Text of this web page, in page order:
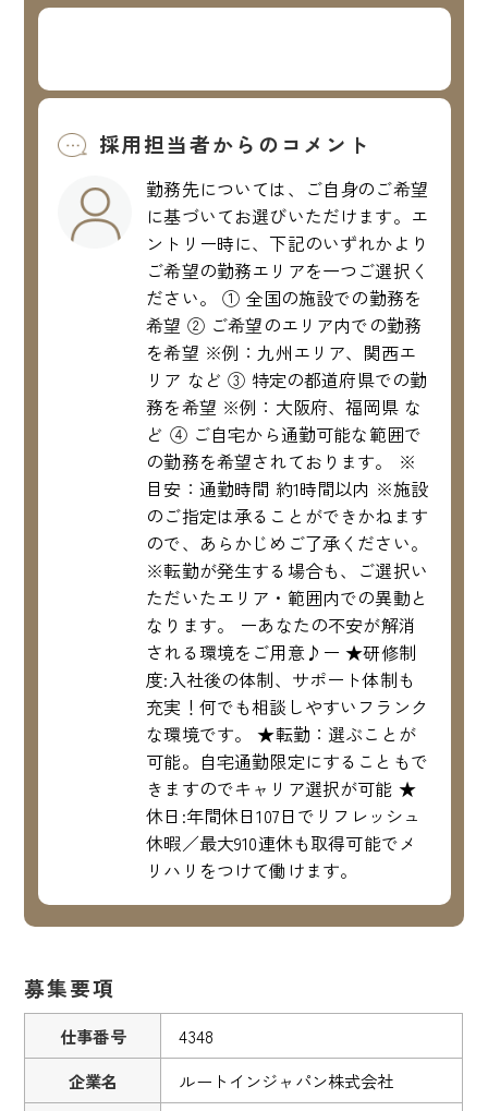
採用担当者からのコメント
勤務先については、ご自身のご希望
に基づいてお選びいただけます。エ
ントリー時に、下記のいずれかより
ご希望の勤務エリアを一つご選択く
ださい。 ① 全国の施設での勤務を
希望 ② ご希望のエリア内での勤務
を希望 ※例：九州エリア、関西エ
リア など ③ 特定の都道府県での勤
務を希望 ※例：大阪府、福岡県 な
ど ④ ご自宅から通勤可能な範囲で
の勤務を希望されております。 ※
目安：通勤時間 約1時間以内 ※施設
のご指定は承ることができかねます
ので、あらかじめご了承ください。
※転勤が発生する場合も、ご選択い
ただいたエリア・範囲内での異動と
なります。 ーあなたの不安が解消
される環境をご用意♪ー ★研修制
度:入社後の体制、サポート体制も
充実！何でも相談しやすいフランク
な環境です。 ★転勤：選ぶことが
可能。自宅通勤限定にすることもで
きますのでキャリア選択が可能 ★
休日:年間休日107日でリフレッシュ
休暇／最大910連休も取得可能でメ
リハリをつけて働けます。
募集要項
仕事番号
4348
企業名
ルートインジャパン株式会社